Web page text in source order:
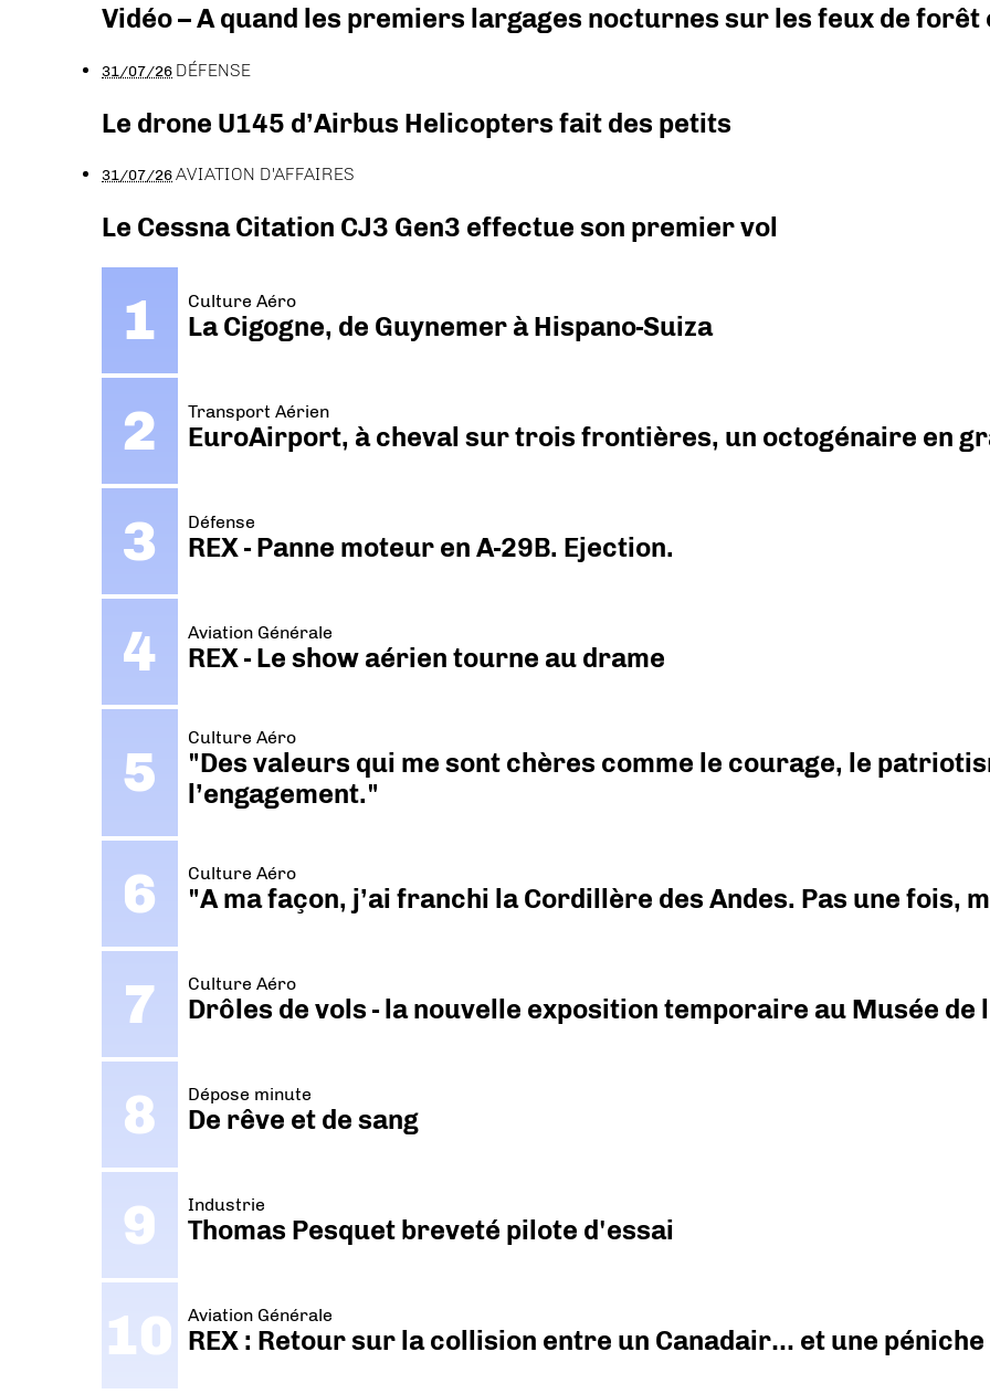
Vidéo – A quand les premiers largages nocturnes sur les feux de forêt
31/07/26 DÉFENSE
Le drone U145 d’Airbus Helicopters fait des petits
31/07/26AVIATION D'AFFAIRES
Le Cessna Citation CJ3 Gen3 effectue son premier vol
Culture Aéro
La Cigogne, de Guynemer à Hispano-Suiza
Transport Aérien
EuroAirport, à cheval sur trois frontières, un octogénaire en
Défense
REX - Panne moteur en A-29B. Ejection.
Aviation Générale
REX - Le show aérien tourne au drame
Culture Aéro
"Des valeurs qui me sont chères comme le courage, le
l’engagement."
Culture Aéro
"A ma façon, j’ai franchi la Cordillère des Andes. Pas une fois,
Culture Aéro
Drôles de vols - la nouvelle exposition temporaire au Musée de
Dépose minute
De rêve et de sang
Industrie
Thomas Pesquet breveté pilote d'essai
Aviation Générale
REX : Retour sur la collision entre un Canadair… et une péniche